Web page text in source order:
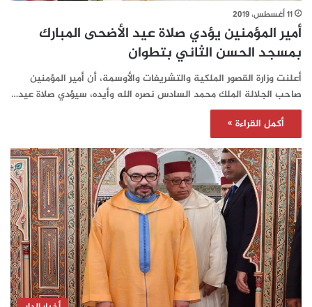
11 أغسطس، 2019
أمير المؤمنين يؤدي صلاة عيد الأضحى المبارك
بمسجد الحسن الثاني بتطوان
أعلنت وزارة القصور الملكية والتشريفات والأوسمة، أن أمير المؤمنين
صاحب الجلالة الملك محمد السادس نصره الله وأيده، سيؤدي صلاة عيد…
أكمل القراءة »